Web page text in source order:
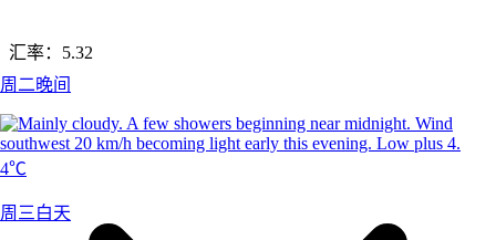
周二晚间
4℃
周三白天
汇率： 5.32